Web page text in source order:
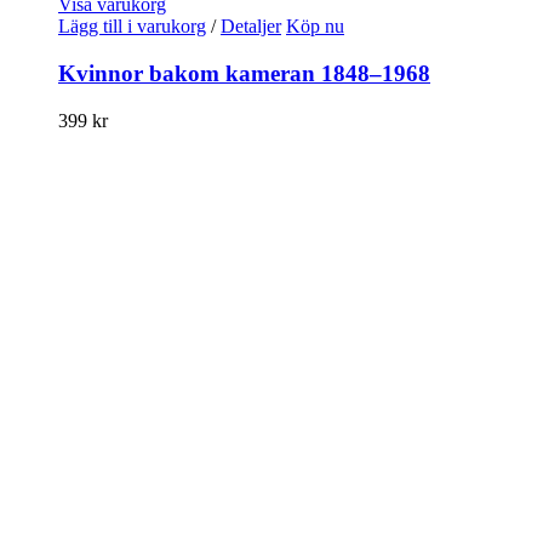
Visa varukorg
Lägg till i varukorg / Detaljer Köp nu
Kvinnor bakom kameran 1848–1968
399 kr